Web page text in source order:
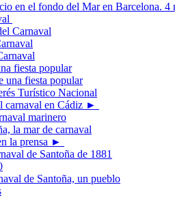
en el fondo del Mar en Barcelona. 4
Carnaval
fiesta popular
una fiesta popular
Turístico Nacional
carnaval en Cádiz ►
marinero
la mar de carnaval
la prensa ►
de Santoña de 1881
de Santoña, un pueblo